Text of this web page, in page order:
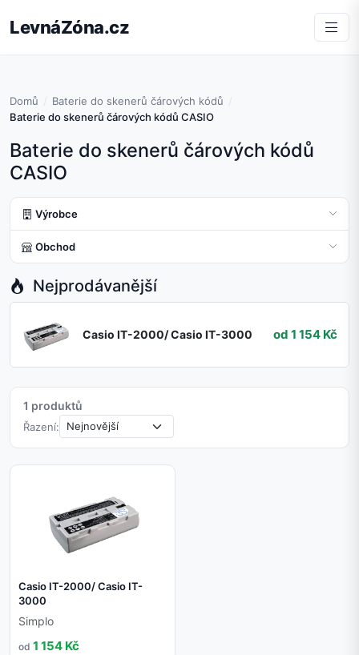
LevnáZóna.cz
Domů
Baterie do skenerů čárových kódů
Baterie do skenerů čárových kódů CASIO
Baterie do skenerů čárových kódů
CASIO
Výrobce
Obchod
Nejprodávanější
Casio IT-2000/ Casio IT-3000 od 1 154 Kč
1 produktů
Řazení:
Casio IT-2000/ Casio IT-
3000
Simplo
od 1 154 Kč